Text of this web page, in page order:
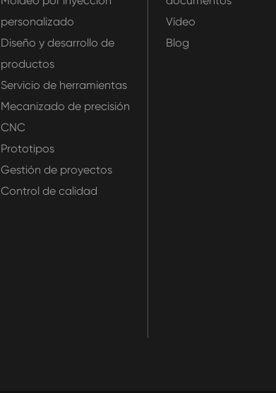
personalizado
Diseño y desarrollo de
productos
Servicio de herramientas
Mecanizado de precisión
CNC
Prototipos
Gestión de proyectos
Control de calidad
Vídeo
Blog